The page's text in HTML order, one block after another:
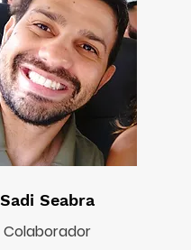
Sadi Seabra
Colaborador